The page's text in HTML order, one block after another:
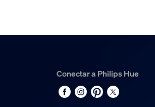
Regulable con aplicación
Sí
Conectar a Philips Hue